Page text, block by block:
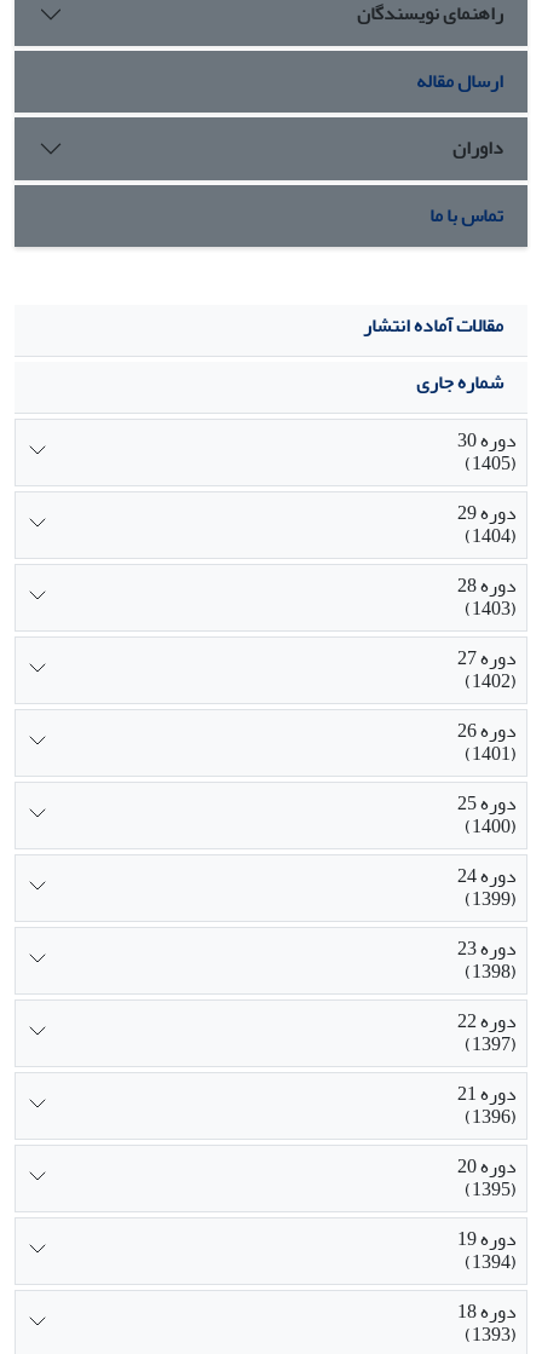
راهنمای نویسندگان
ارسال مقاله
داوران
تماس با ما
مقالات آماده انتشار
شماره جاری
دوره 30
(1405)
دوره 29
(1404)
دوره 28
(1403)
دوره 27
(1402)
دوره 26
(1401)
دوره 25
(1400)
دوره 24
(1399)
دوره 23
(1398)
دوره 22
(1397)
دوره 21
(1396)
دوره 20
(1395)
دوره 19
(1394)
دوره 18
(1393)